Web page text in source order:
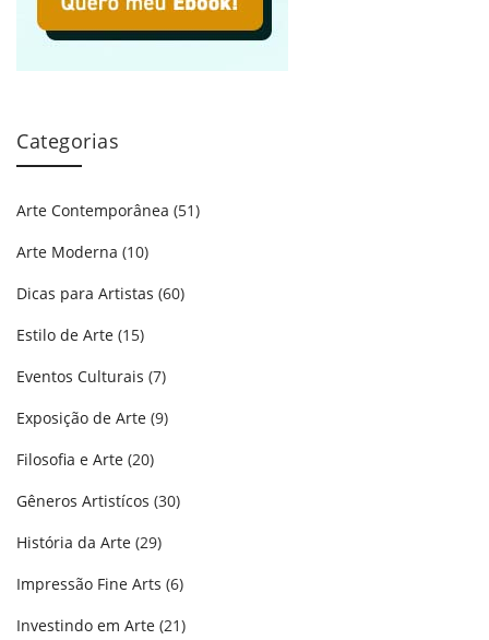
Categorias
Arte Contemporânea (51)
Arte Moderna (10)
Dicas para Artistas (60)
Estilo de Arte (15)
Eventos Culturais (7)
Exposição de Arte (9)
Filosofia e Arte (20)
Gêneros Artistícos (30)
História da Arte (29)
Impressão Fine Arts (6)
Investindo em Arte (21)